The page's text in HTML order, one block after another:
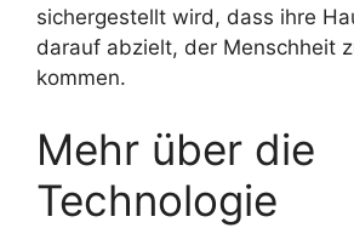
sichergestellt wird, dass ihre
darauf abzielt, der Menschheit
kommen.
Mehr über die
Technologie